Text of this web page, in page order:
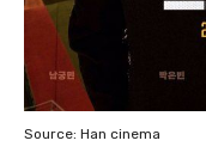
Source: Han cinema